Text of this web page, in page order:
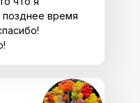
позднее время